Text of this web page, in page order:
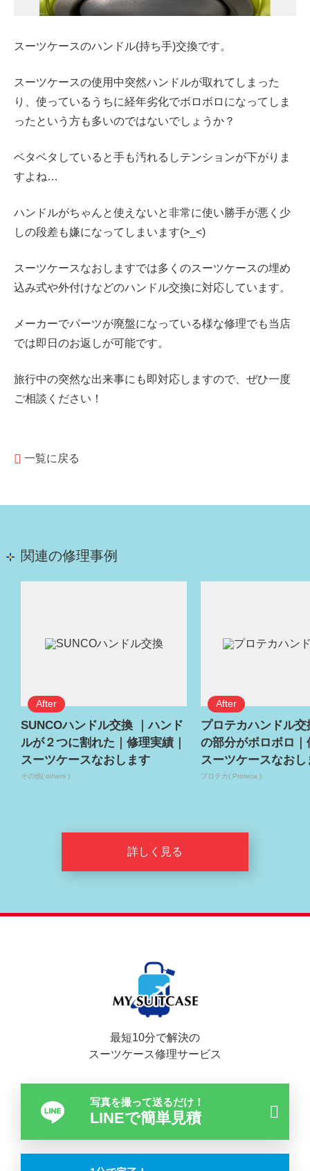
スーツケースのハンドル(持ち手)交換です。
スーツケースの使用中突然ハンドルが取れてしまった
り、使っているうちに経年劣化でボロボロになってしま
ったという方も多いのではないでしょうか？
ベタベタしていると手も汚れるしテンションが下がりま
すよね…
ハンドルがちゃんと使えないと非常に使い勝手が悪く少
しの段差も嫌になってしまいます(>_<)
スーツケースなおしますでは多くのスーツケースの埋め
込み式や外付けなどのハンドル交換に対応しています。
メーカーでパーツが廃盤になっている様な修理でも当店
では即日のお返しが可能です。
旅行中の突然な出来事にも即対応しますので、ぜひ一度
ご相談ください！
一覧に戻る
関連の修理事例
SUNCOハンドル交換 ｜ハンド
ルが２つに割れた｜修理実績｜
スーツケースなおします
その他( others )
プロテカハンドル
の部分がボロボロ｜
スーツケースなおし
プロテカ( Proteca )
詳しく見る
最短10分で解決の
スーツケース修理サービス
写真を撮って送るだけ！
LINEで簡単見積